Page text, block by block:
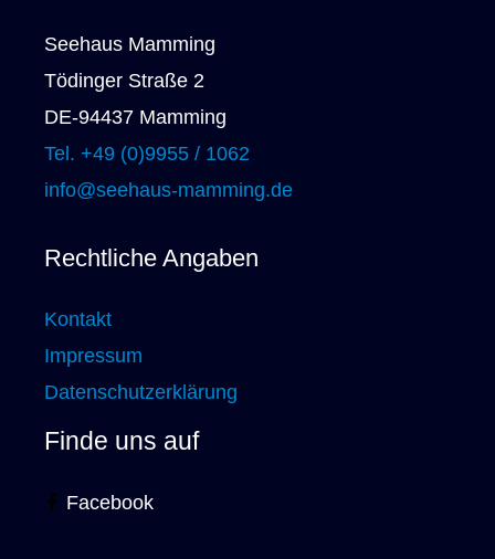
Seehaus Mamming
Tödinger Straße 2
DE-94437 Mamming
Tel. +49 (0)9955 / 1062
info@seehaus-mamming.de
Rechtliche Angaben
Kontakt
Impressum
Datenschutzerklärung
Finde uns auf
Facebook